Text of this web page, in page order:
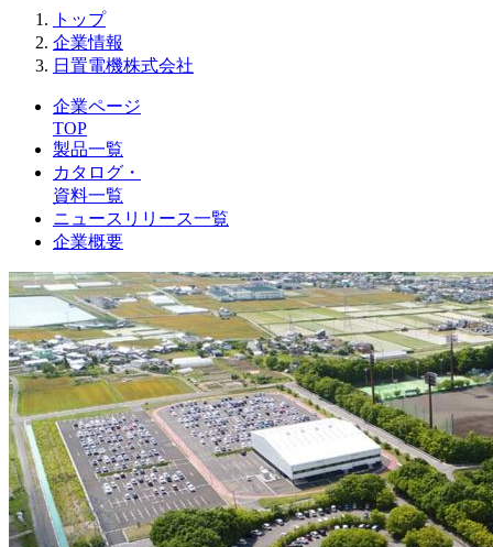
トップ
企業情報
日置電機株式会社
企業ページ
TOP
製品一覧
カタログ・
資料一覧
ニュースリリース一覧
企業概要